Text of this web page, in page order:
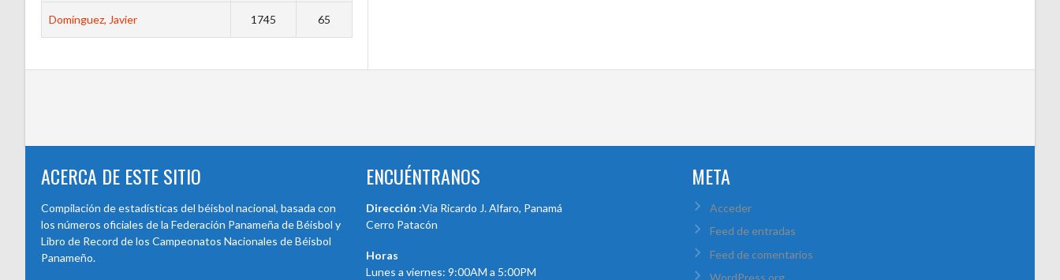
Domínguez, Javier 1745 65
ACERCA DE ESTE SITIO
Compilación de estadísticas del béisbol nacional, basada con
los números oficiales de la Federación Panameña de Béisbol y
Libro de Record de los Campeonatos Nacionales de Béisbol
Panameño.
ENCUÉNTRANOS
Dirección :Via Ricardo J. Alfaro, Panamá
Cerro Patacón
Horas
Lunes a viernes: 9:00AM a 5:00PM
META
Acceder
Feed de entradas
Feed de comentarios